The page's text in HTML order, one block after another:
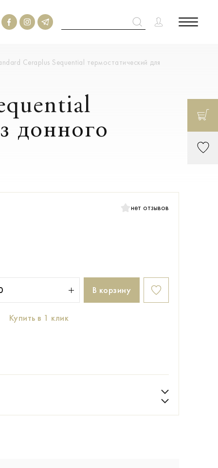
Ceraplus Sequential термостатический для
донного
нет отзывов
В корзину
Купить в 1 клик